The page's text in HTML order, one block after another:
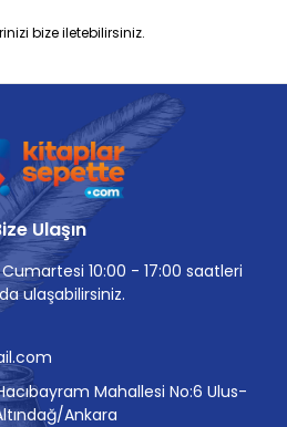
bize iletebilirsiniz.
Ulaşın
10:00 - 17:00 saatleri
ulaşabilirsiniz.
Mahallesi No:6 Ulus-
Ankara